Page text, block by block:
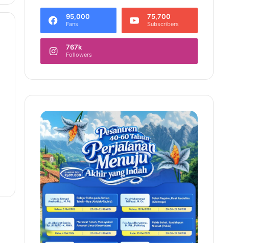
95,000
Fans
75,700
Subscribers
767k
Followers